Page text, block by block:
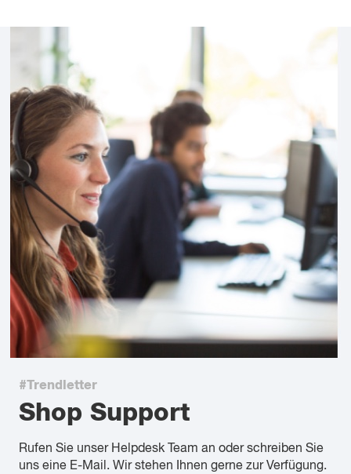
#Trendletter
Shop Support
Rufen Sie unser Helpdesk Team an oder schreiben Sie
uns eine E-Mail. Wir stehen Ihnen gerne zur Verfügung.